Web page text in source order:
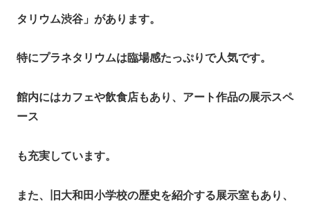
タリウム渋谷」があります。
特にプラネタリウムは臨場感たっぷりで人気です。
館内にはカフェや飲食店もあり、アート作品の展示スペ
ース
も充実しています。
また、旧大和田小学校の歴史を紹介する展示室もあり、